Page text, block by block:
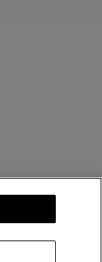
Perret